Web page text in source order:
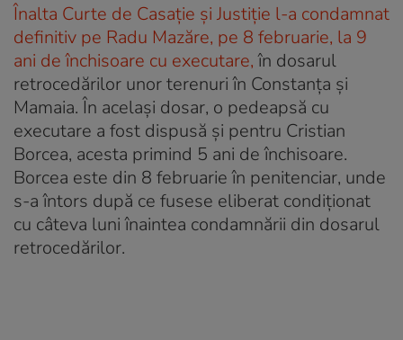
Înalta Curte de Casație și Justiție l-a condamnat
definitiv pe Radu Mazăre, pe 8 februarie, la 9
ani de închisoare cu executare,în dosarul
retrocedărilor unor terenuri în Constanţa şi
Mamaia. În același dosar, o pedeapsă cu
executare a fost dispusă şi pentru Cristian
Borcea, acesta primind 5 ani de închisoare.
Borcea este din 8 februarie în penitenciar, unde
s-a întors după ce fusese eliberat condiţionat
cu câteva luni înaintea condamnării din dosarul
retrocedărilor.